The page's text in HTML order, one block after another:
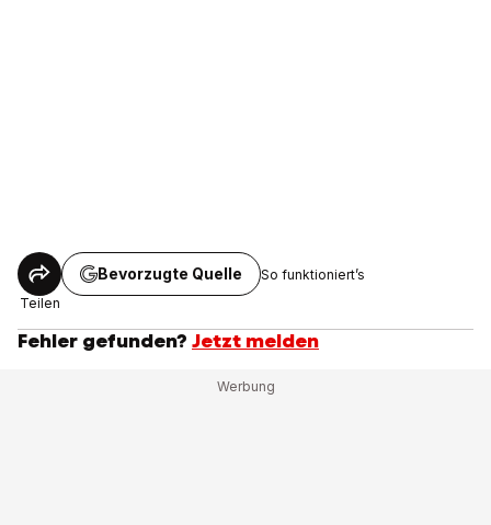
Teilen
Bevorzugte Quelle So funktioniert’s
Fehler gefunden? Jetzt melden